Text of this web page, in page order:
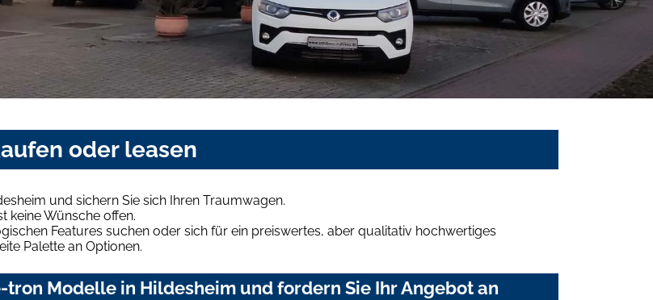
oder leasen
und sichern Sie sich Ihren Traumwagen.
keine Wünsche offen.
Features suchen oder sich für ein preiswertes, aber qualitativ hochwertiges
Palette an Optionen.
Modelle in Hildesheim und fordern Sie Ihr Angebot an